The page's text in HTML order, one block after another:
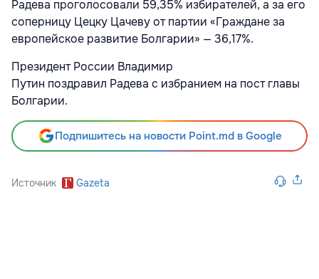
Радева проголосовали 59,35% избирателей, а за его
соперницу Цецку Цачеву от партии «Граждане за
европейское развитие Болгарии» — 36,17%.
Президент России Владимир
Путин поздравил Радева с избранием на пост главы
Болгарии.
Подпишитесь на новости Point.md в Google
Источник Gazeta